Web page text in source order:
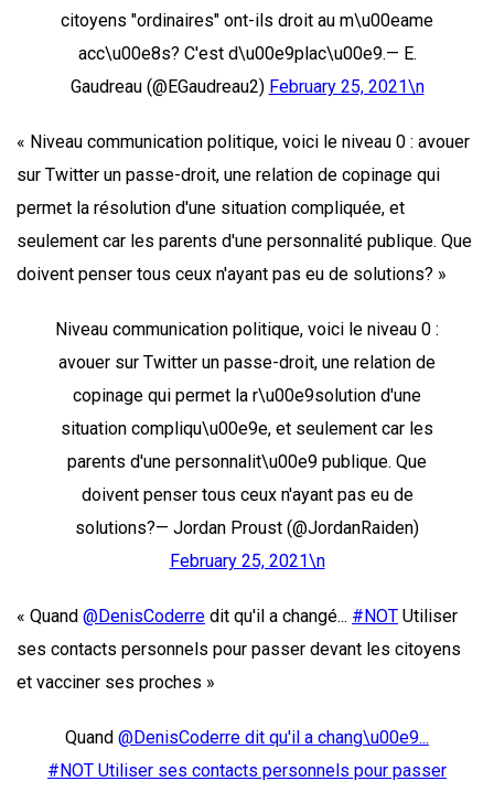
citoyens "ordinaires" ont-ils droit au m\u00eame
acc\u00e8s? C'est d\u00e9plac\u00e9.— E.
Gaudreau (@EGaudreau2) February 25, 2021\n
« Niveau communication politique, voici le niveau 0 : avouer
sur Twitter un passe-droit, une relation de copinage qui
permet la résolution d'une situation compliquée, et
seulement car les parents d'une personnalité publique. Que
doivent penser tous ceux n'ayant pas eu de solutions? »
Niveau communication politique, voici le niveau 0 :
avouer sur Twitter un passe-droit, une relation de
copinage qui permet la r\u00e9solution d'une
situation compliqu\u00e9e, et seulement car les
parents d'une personnalit\u00e9 publique. Que
doivent penser tous ceux n'ayant pas eu de
solutions?— Jordan Proust (@JordanRaiden)
February 25, 2021\n
« Quand @DenisCoderre dit qu'il a changé... #NOT Utiliser
ses contacts personnels pour passer devant les citoyens
et vacciner ses proches »
Quand @DenisCoderre dit qu'il a chang\u00e9...
#NOT Utiliser ses contacts personnels pour passer